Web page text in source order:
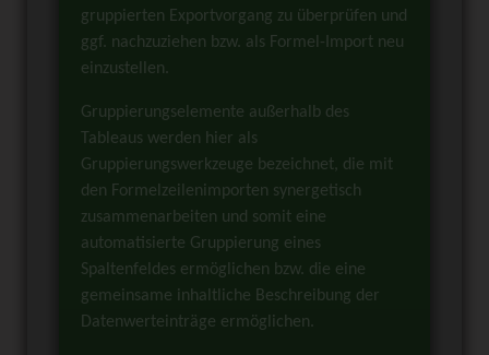
gruppierten Exportvorgang zu überprüfen und
ggf. nachzuziehen bzw. als Formel-Import neu
einzustellen.
Gruppierungselemente außerhalb des
Tableaus werden hier als
Gruppierungswerkzeuge bezeichnet, die mit
den Formelzeilenimporten synergetisch
zusammenarbeiten und somit eine
automatisierte Gruppierung eines
Spaltenfeldes ermöglichen bzw. die eine
gemeinsame inhaltliche Beschreibung der
Datenwerteinträge ermöglichen.